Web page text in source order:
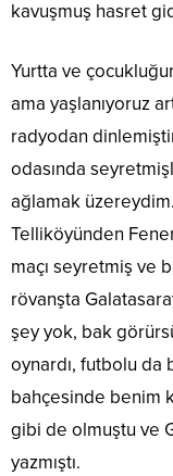
kavuşmuş hasret
Yurtta ve
ama yaşlanıyoruz
radyodan
odasında
ağlamak
Telliköyünden
maçı seyretmiş ve
rövanşta
şey yok, bak
oynardı, futbolu da
bahçesinde benim
gibi de olmuştu ve
yazmıştı.